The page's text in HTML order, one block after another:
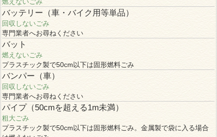
バッテリー（車・バイク用等単品）
回収しないごみ
専門業者へお尋ねください
バット
燃えないごみ
プラスチック製で50cm以下は固形燃料ごみ
バンパー（車）
回収しないごみ
専門業者へお尋ねください
パイプ（50cmを超える1m未満）
粗大ごみ
プラスチック製で50cm以下は固形燃料ごみ。金属製で袋に入る場合